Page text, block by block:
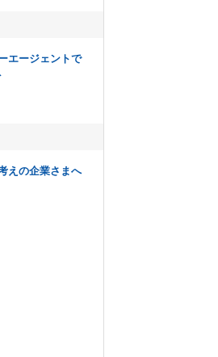
エージェントで
えの企業さまへ